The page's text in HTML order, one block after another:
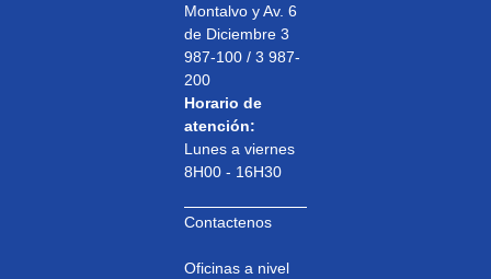
Montalvo y Av. 6
de Diciembre 3
987-100 / 3 987-
200
Horario de
atención:
Lunes a viernes
8H00 - 16H30
Contactenos
Oficinas a nivel